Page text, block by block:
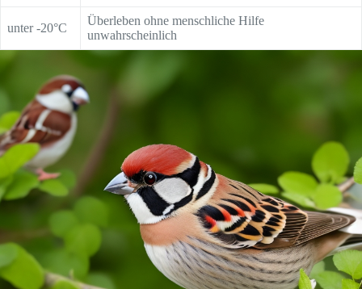
unter -20°C
Überleben ohne menschliche Hilfe
unwahrscheinlich